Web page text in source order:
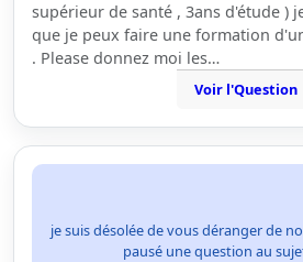
supérieur de santé , 3ans d'étude )
que je peux faire une formation
. Please donnez moi les…
Voir l'Question
je suis désolée de vous déranger de
pausé une question au